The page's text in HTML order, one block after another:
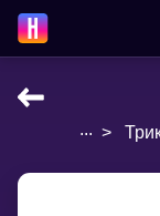
НАВЧАЛЬНІ
... >